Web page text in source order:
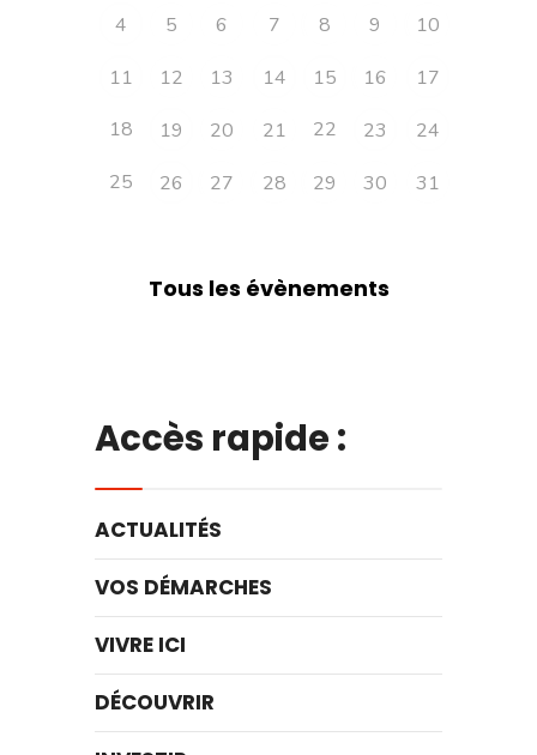
4
5 6 7 8 9
10
11
12 13 14 15 16
17
18
19 20 21 22 23
24
25
26 27 28 29 30 31
Tous les évènements
Accès rapide :
ACTUALITÉS
VOS DÉMARCHES
VIVRE ICI
DÉCOUVRIR